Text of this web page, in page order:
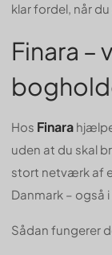
klar fordel, når
Finara –
Hos Finara
uden at du skal
stort netværk af
Danmark – også
Sådan fungerer